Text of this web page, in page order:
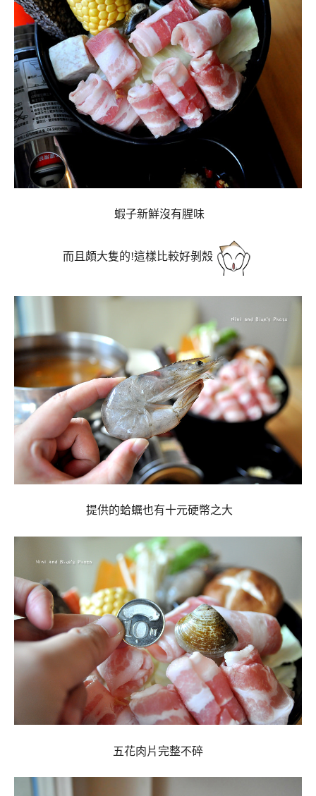
蝦子新鮮沒有腥味
而且頗大隻的!這樣比較好剝殼
提供的蛤蠣也有十元硬幣之大
五花肉片完整不碎